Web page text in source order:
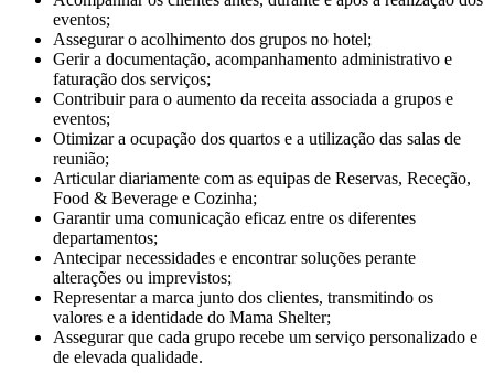
eventos;
Assegurar o acolhimento dos grupos no hotel;
Gerir a documentação, acompanhamento administrativo e
faturação dos serviços;
Contribuir para o aumento da receita associada a grupos e
eventos;
Otimizar a ocupação dos quartos e a utilização das salas de
reunião;
Articular diariamente com as equipas de Reservas, Receção,
Food & Beverage e Cozinha;
Garantir uma comunicação eficaz entre os diferentes
departamentos;
Antecipar necessidades e encontrar soluções perante
alterações ou imprevistos;
Representar a marca junto dos clientes, transmitindo os
valores e a identidade do Mama Shelter;
Assegurar que cada grupo recebe um serviço personalizado e
de elevada qualidade.